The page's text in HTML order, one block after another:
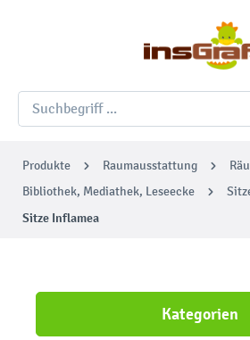
Produkte Raumausstattung
Bibliothek, Mediathek, Leseecke
Sitze Inflamea
Kategorien